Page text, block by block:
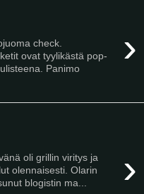
›
check.
ovat tyylikästä pop-
Panimo
›
oli grillin viritys ja
olennaisesti. Olarin
blogistin ma...